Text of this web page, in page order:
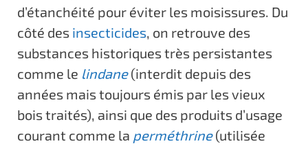
d’étanchéité pour éviter les moisissures. Du
côté des insecticides, on retrouve des
substances historiques très persistantes
comme le lindane (interdit depuis des
années mais toujours émis par les vieux
bois traités), ainsi que des produits d’usage
courant comme la perméthrine (utilisée